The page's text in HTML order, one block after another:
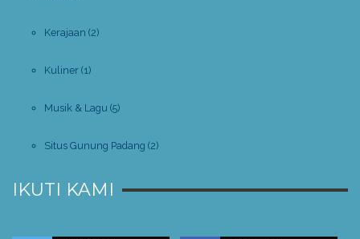
Kerajaan (2)
Kuliner (1)
Musik & Lagu (5)
Situs Gunung Padang (2)
IKUTI KAMI